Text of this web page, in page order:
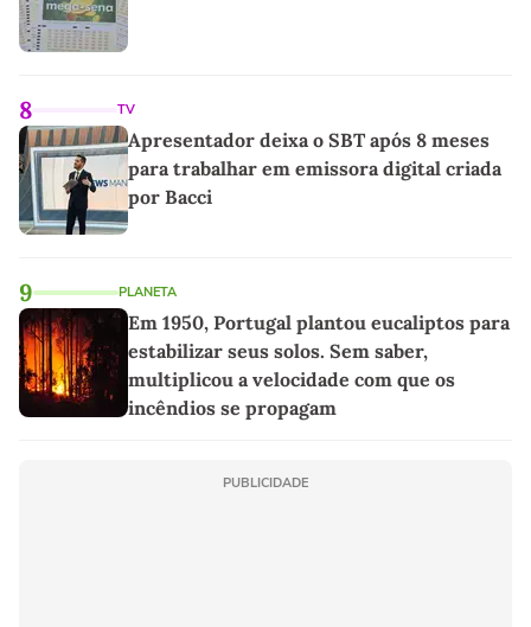
8 TV
Apresentador deixa o SBT após 8 meses
para trabalhar em emissora digital criada
por Bacci
9 PLANETA
Em 1950, Portugal plantou eucaliptos para
estabilizar seus solos. Sem saber,
multiplicou a velocidade com que os
incêndios se propagam
PUBLICIDADE